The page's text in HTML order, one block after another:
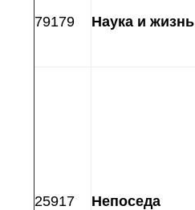
79179 Наука и жизнь
25917 Непоседа